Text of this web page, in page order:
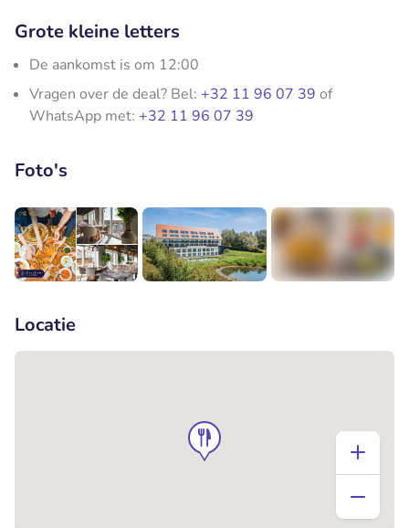
Grote kleine letters
De aankomst is om 12:00
Vragen over de deal? Bel: +32 11 96 07 39 of
WhatsApp met: +32 11 96 07 39
Foto's
Locatie